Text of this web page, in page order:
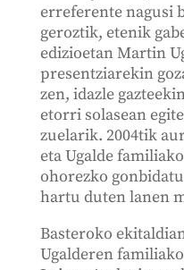
erreferente nagusi
geroztik, etenik
edizioetan Martin
presentziarekin
zen, idazle
etorri solasean
zuelarik. 2004tik
eta Ugalde
ohorezko
hartu duten lanen
Basteroko
Ugalderen